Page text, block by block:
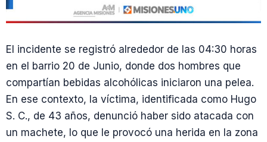
El incidente se registró alrededor de las 04:30 horas
en el barrio 20 de Junio, donde dos hombres que
compartían bebidas alcohólicas iniciaron una pelea.
En ese contexto, la víctima, identificada como Hugo
S. C., de 43 años, denunció haber sido atacada con
un machete, lo que le provocó una herida en la zona